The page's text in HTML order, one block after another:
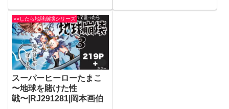
○○したら地球崩壊シリーズ
スーパーヒーローたまこ
〜地球を賭けた性
戦〜|RJ291281|岡本画伯